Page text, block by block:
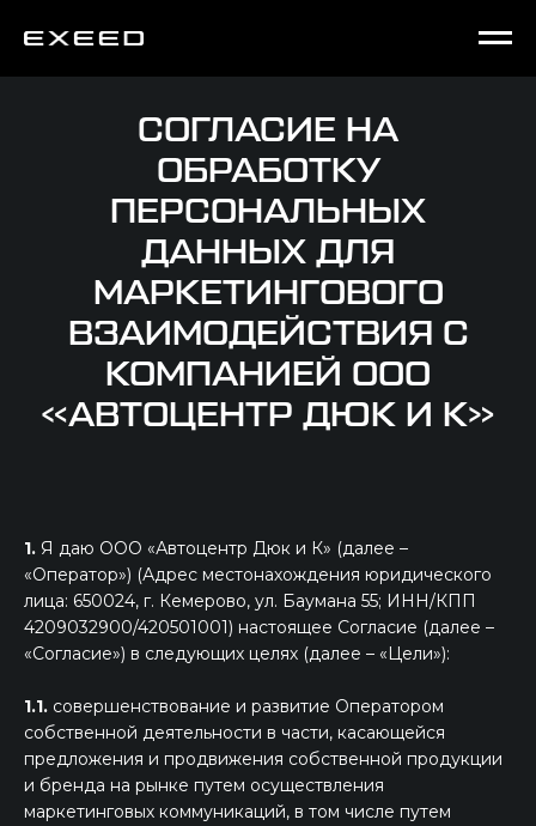
СОГЛАСИЕ НА
ОБРАБОТКУ
ПЕРСОНАЛЬНЫХ
ДАННЫХ ДЛЯ
МАРКЕТИНГОВОГО
ВЗАИМОДЕЙСТВИЯ С
КОМПАНИЕЙ ООО
«АВТОЦЕНТР ДЮК И К»
1. Я даю ООО «Автоцентр Дюк и К» (далее –
«Оператор») (Адрес местонахождения юридического
лица: 650024, г. Кемерово, ул. Баумана 55; ИНН/КПП
4209032900/420501001) настоящее Согласие (далее –
«Согласие») в следующих целях (далее – «Цели»):
1.1. совершенствование и развитие Оператором
собственной деятельности в части, касающейся
предложения и продвижения собственной продукции
и бренда на рынке путем осуществления
маркетинговых коммуникаций, в том числе путем